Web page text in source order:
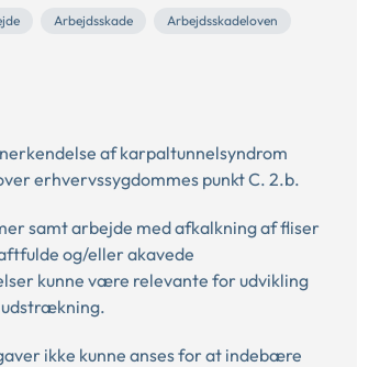
Arbejdsskade
Arbejdsskadeloven
af karpaltunnelsyndrom
erhvervssygdommes punkt C. 2.b.
samt arbejde med afkalkning af fliser
og/eller akavede
kunne være relevante for udvikling
ikke kunne anses for at indebære